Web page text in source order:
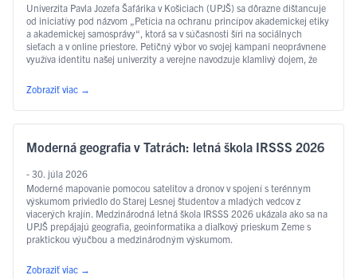
Univerzita Pavla Jozefa Šafárika v Košiciach (UPJŠ) sa dôrazne dištancuje
od iniciatívy pod názvom „Petícia na ochranu princípov akademickej etiky
a akademickej samosprávy“, ktorá sa v súčasnosti šíri na sociálnych
sieťach a v online priestore. Petičný výbor vo svojej kampani neoprávnene
využíva identitu našej univerzity a verejne navodzuje klamlivý dojem, že
Zobraziť viac
→
Moderná geografia v Tatrách: letná škola IRSSS 2026
- 30. júla 2026
Moderné mapovanie pomocou satelitov a dronov v spojení s terénnym
výskumom priviedlo do Starej Lesnej študentov a mladých vedcov z
viacerých krajín. Medzinárodná letná škola IRSSS 2026 ukázala ako sa na
UPJŠ prepájajú geografia, geoinformatika a diaľkový prieskum Zeme s
praktickou výučbou a medzinárodným výskumom.
Zobraziť viac →